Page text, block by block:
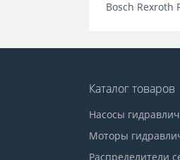
Bosch Rexroth
Каталог товаров
Насосы
Моторы
Распределители